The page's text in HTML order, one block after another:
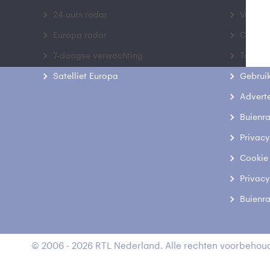
24 uurs radar
Europa radar
7-daagse verwachting
Satelliet Europa
Contact
© 2006 - 2026 RTL Nederland. Alle rechten